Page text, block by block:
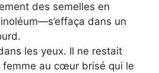
des semelles en
dans un
les yeux. Il ne restait
femme au cœur brisé qui le